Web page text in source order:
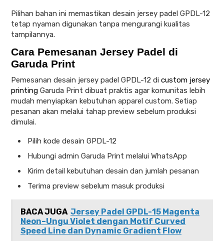
Pilihan bahan ini memastikan desain jersey padel GPDL-12
tetap nyaman digunakan tanpa mengurangi kualitas
tampilannya.
Cara Pemesanan Jersey Padel di
Garuda Print
Pemesanan desain jersey padel GPDL-12 di custom jersey
printing Garuda Print dibuat praktis agar komunitas lebih
mudah menyiapkan kebutuhan apparel custom. Setiap
pesanan akan melalui tahap preview sebelum produksi
dimulai.
Pilih kode desain GPDL-12
Hubungi admin Garuda Print melalui WhatsApp
Kirim detail kebutuhan desain dan jumlah pesanan
Terima preview sebelum masuk produksi
BACA JUGA Jersey Padel GPDL-15 Magenta
Neon–Ungu Violet dengan Motif Curved
Speed Line dan Dynamic Gradient Flow